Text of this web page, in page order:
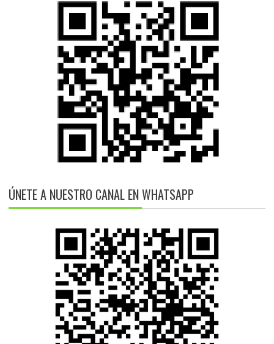
ÚNETE A NUESTRO CANAL EN WHATSAPP